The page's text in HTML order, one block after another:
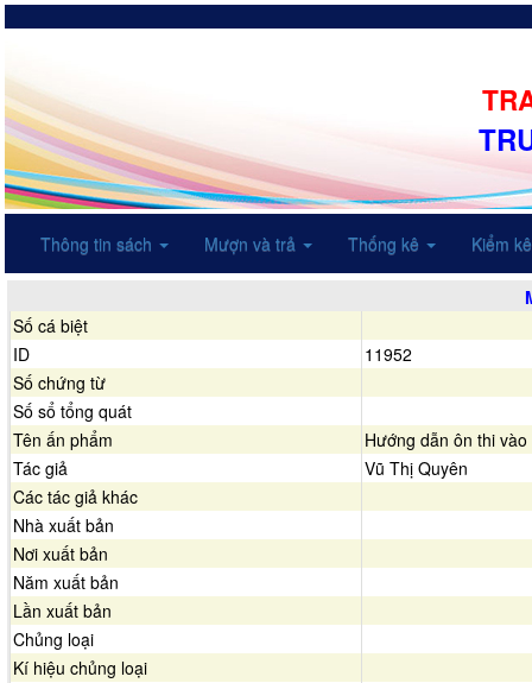
Thông tin sách Mượn và trả Thống kê Kiểm
Số cá biệt
ID
11952
Số chứng từ
Số sổ tổng quát
Tên ấn phẩm
Hướng dẫn ôn thi
Tác giả
Vũ Thị Quyên
Các tác giả khác
Nhà xuất bản
Nơi xuất bản
Năm xuất bản
Lần xuất bản
Chủng loại
Kí hiệu chủng loại